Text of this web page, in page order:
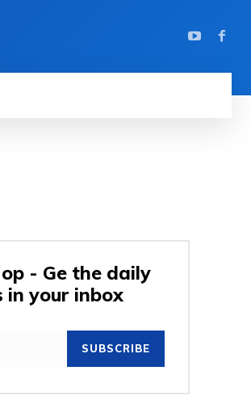
- Ge the daily
in your inbox
SUBSCRIBE